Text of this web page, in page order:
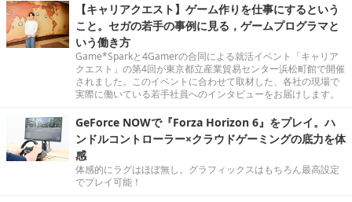
【キャリアクエスト】ゲーム作りを仕事にするという
こと。セガの若手の事例に見る，ゲームプログラマと
いう働き方
Game*Sparkと4Gamerの合同による就活イベント「キャリア
クエスト」の第4回が東京都立産業貿易センター浜松町館で開催
されました。このイベントに合わせて取材した、各社の現場で
実際に働いている若手社員へのインタビューをお届けします。
GeForce NOWで『Forza Horizon 6』をプレイ。ハ
ンドルコントローラー×クラウドゲーミングの底力を体
感
体感的にラグはほぼ無し。グラフィックスはもちろん最高設定
でプレイ可能！